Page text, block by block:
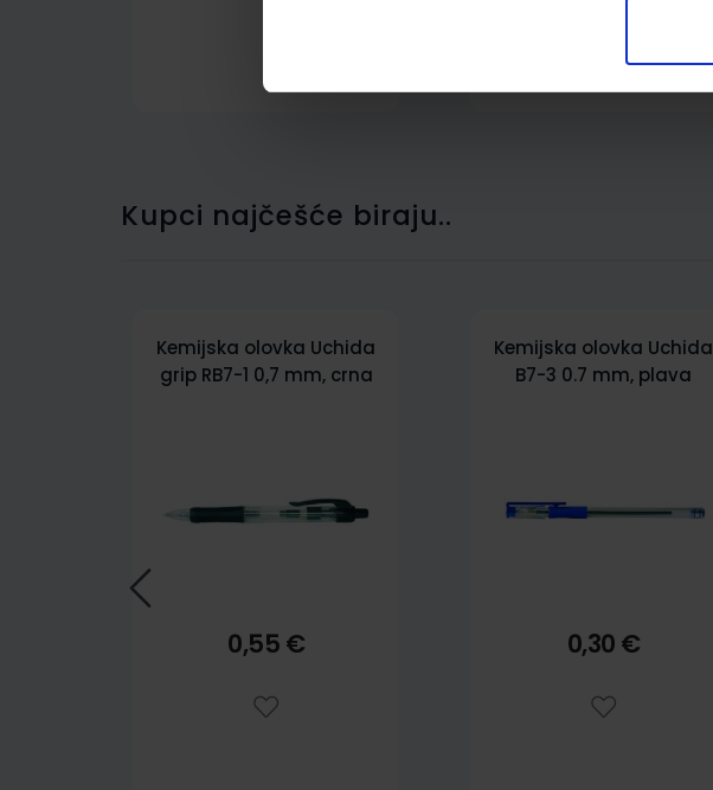
Kupci najčešće biraju..
Kemijska olovka Uchida
grip RB7-1 0,7 mm, crna
0,55 €
Kemijska olovka Uchida
B7-3 0.7 mm, plava
0,30 €